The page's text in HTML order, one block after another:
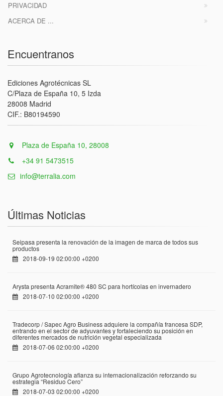
PRIVACIDAD
ACERCA DE ...
Encuentranos
Ediciones Agrotécnicas SL
C/Plaza de España 10, 5 Izda
28008 Madrid
CIF.: B80194590
Plaza de España 10, 28008
+34 91 5473515
info@terralia.com
Últimas Noticias
Seipasa presenta la renovación de la imagen de marca de todos sus
productos
2018-09-19 02:00:00 +0200
Arysta presenta Acramite® 480 SC para hortícolas en invernadero
2018-07-10 02:00:00 +0200
Tradecorp / Sapec Agro Business adquiere la compañía francesa SDP,
entrando en el sector de adyuvantes y fortaleciendo su posición en
diferentes mercados de nutrición vegetal especializada
2018-07-06 02:00:00 +0200
Grupo Agrotecnología afianza su internacionalización reforzando su
estrategia “Residuo Cero”
2018-07-03 02:00:00 +0200